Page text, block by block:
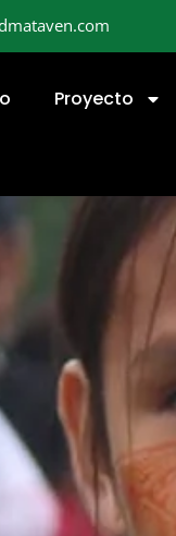
Proyecto